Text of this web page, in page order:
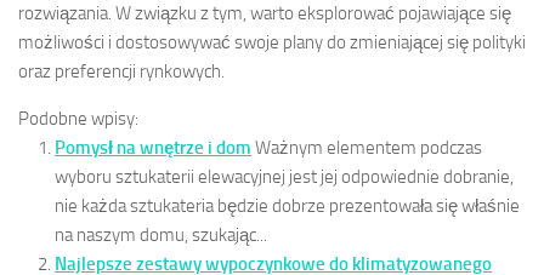
rozwiązania. W związku z tym, warto eksplorować pojawiające się
możliwości i dostosowywać swoje plany do zmieniającej się polityki
oraz preferencji rynkowych.
Podobne wpisy:
Pomysł na wnętrze i dom Ważnym elementem podczas
wyboru sztukaterii elewacyjnej jest jej odpowiednie dobranie,
nie każda sztukateria będzie dobrze prezentowała się właśnie
na naszym domu, szukając...
Najlepsze zestawy wypoczynkowe do klimatyzowanego